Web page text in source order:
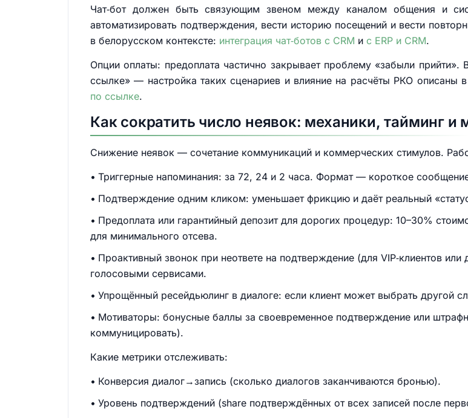
Чат‑бот должен быть связующим звеном между каналом общения и
автоматизировать подтверждения, вести историю посещений и вести
в белорусском контексте: интеграция чат‑ботов с CRM и с ERP и CRM.
Опции оплаты: предоплата частично закрывает проблему «забыли прийти».
ссылке» — настройка таких сценариев и влияние на расчёты РКО описаны
по ссылке.
Как сократить число неявок: механики, тайминг и
Снижение неявок — сочетание коммуникаций и коммерческих стимулов.
Триггерные напоминания: за 72, 24 и 2 часа. Формат — короткое
Подтверждение одним кликом: уменьшает фрикцию и даёт реальный
Предоплата или гарантийный депозит для дорогих процедур: 10–30%
для минимального отсева.
Проактивный звонок при неответе на подтверждение (для VIP‑клиентов
голосовыми сервисами.
Упрощённый ресейдьюлинг в диалоге: если клиент может выбрать другой
Мотиваторы: бонусные баллы за своевременное подтверждение или
коммуницировать).
Какие метрики отслеживать:
Конверсия диалог→запись (сколько диалогов заканчиваются бронью).
Уровень подтверждений (share подтверждённых от всех записей после